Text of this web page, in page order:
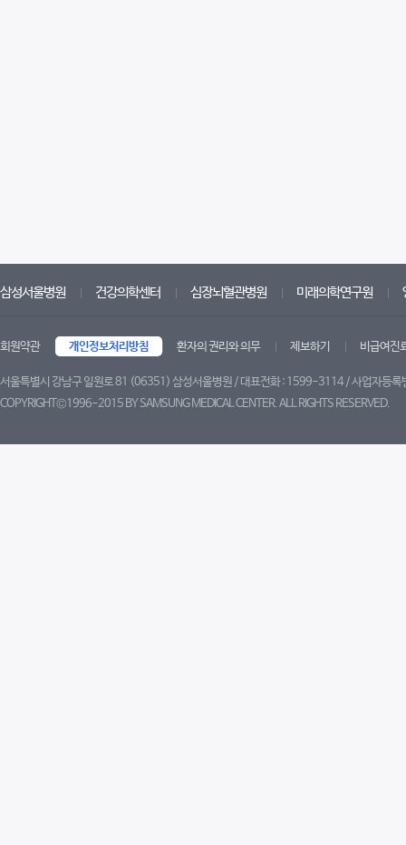
삼성서울병원 건강의학센터 심장뇌혈관병원 미래의학연구원
회원약관 개인정보처리방침 환자의 권리와 의무 제보하기 비급여진
서울특별시 강남구 일원로 81 (06351) 삼성서울병원 / 대표전화 : 1599-3114 / 사업자등
COPYRIGHT©1996-2015 BY SAMSUNG MEDICAL CENTER. ALL RIGHTS RESERVED.